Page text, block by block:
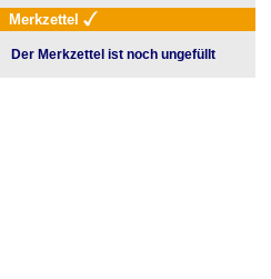
Merkzettel
Der Merkzettel ist noch ungefüllt